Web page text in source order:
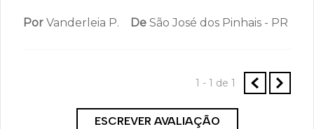
Por Vanderleia P. De São José dos Pinhais - PR
1 - 1 de 1
ESCREVER AVALIAÇÃO